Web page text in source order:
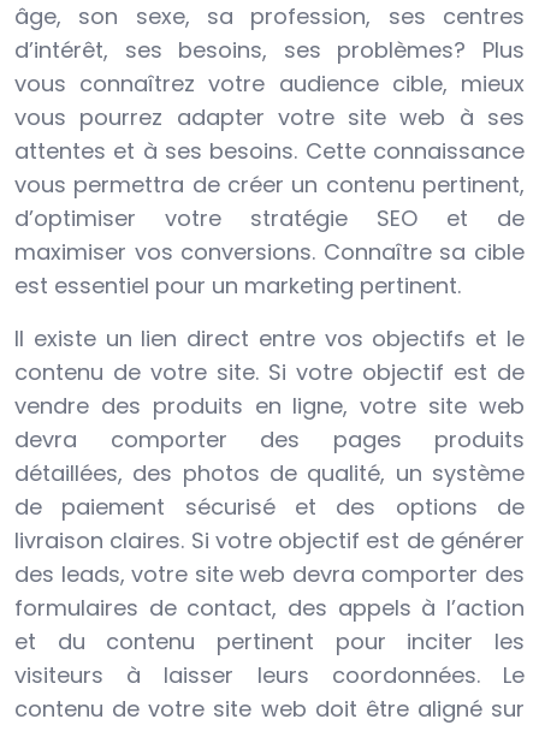
âge, son sexe, sa profession, ses centres
d’intérêt, ses besoins, ses problèmes? Plus
vous connaîtrez votre audience cible, mieux
vous pourrez adapter votre site web à ses
attentes et à ses besoins. Cette connaissance
vous permettra de créer un contenu pertinent,
d’optimiser votre stratégie SEO et de
maximiser vos conversions. Connaître sa cible
est essentiel pour un marketing pertinent.
Il existe un lien direct entre vos objectifs et le
contenu de votre site. Si votre objectif est de
vendre des produits en ligne, votre site web
devra comporter des pages produits
détaillées, des photos de qualité, un système
de paiement sécurisé et des options de
livraison claires. Si votre objectif est de générer
des leads, votre site web devra comporter des
formulaires de contact, des appels à l’action
et du contenu pertinent pour inciter les
visiteurs à laisser leurs coordonnées. Le
contenu de votre site web doit être aligné sur